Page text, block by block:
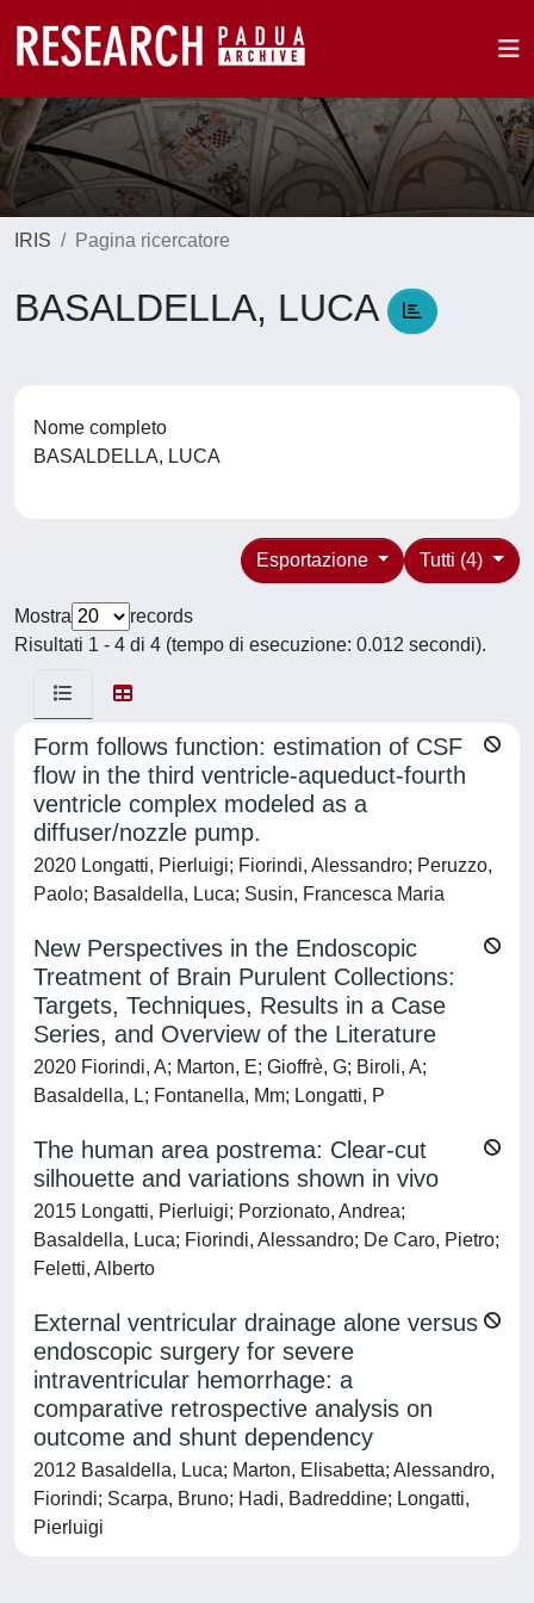
IRIS Pagina ricercatore
BASALDELLA, LUCA
Nome completo
BASALDELLA, LUCA
Tutti (4)
Esportazione
Mostra
records
Risultati 1 - 4 di 4 (tempo di esecuzione: 0.012 secondi).
Form follows function: estimation of CSF
flow in the third ventricle-aqueduct-fourth
ventricle complex modeled as a
diffuser/nozzle pump.
2020 Longatti, Pierluigi; Fiorindi, Alessandro; Peruzzo,
Paolo; Basaldella, Luca; Susin, Francesca Maria
New Perspectives in the Endoscopic
Treatment of Brain Purulent Collections:
Targets, Techniques, Results in a Case
Series, and Overview of the Literature
2020 Fiorindi, A; Marton, E; Gioffrè, G; Biroli, A;
Basaldella, L; Fontanella, Mm; Longatti, P
The human area postrema: Clear-cut
silhouette and variations shown in vivo
2015 Longatti, Pierluigi; Porzionato, Andrea;
Basaldella, Luca; Fiorindi, Alessandro; De Caro, Pietro;
Feletti, Alberto
External ventricular drainage alone versus
endoscopic surgery for severe
intraventricular hemorrhage: a
comparative retrospective analysis on
outcome and shunt dependency
2012 Basaldella, Luca; Marton, Elisabetta; Alessandro,
Fiorindi; Scarpa, Bruno; Hadi, Badreddine; Longatti,
Pierluigi